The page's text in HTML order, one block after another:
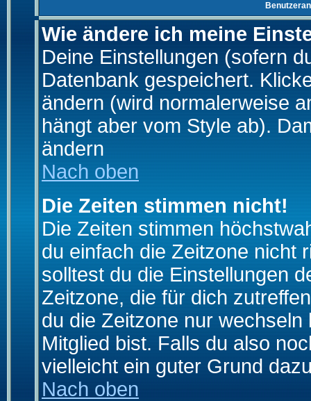
Wie ändere ich meine
Deine Einstellungen (sofern
Datenbank gespeichert.
ändern (wird normalerweise
hängt aber vom Style ab).
ändern
Nach oben
Die Zeiten stimmen nicht!
Die Zeiten stimmen
du einfach die Zeitzone nicht
solltest du die Einstellungen
Zeitzone, die für dich
du die Zeitzone nur
Mitglied bist. Falls du also
vielleicht ein guter Grund
Nach oben